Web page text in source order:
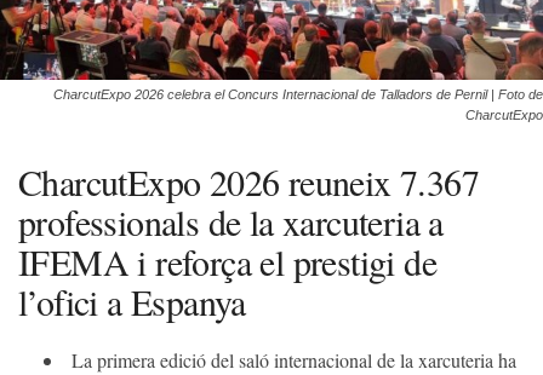
CharcutExpo 2026 celebra el Concurs Internacional de Talladors de Pernil | Foto de
CharcutExpo
CharcutExpo 2026 reuneix 7.367
professionals de la xarcuteria a
IFEMA i reforça el prestigi de
l’ofici a Espanya
La primera edició del saló internacional de la xarcuteria ha